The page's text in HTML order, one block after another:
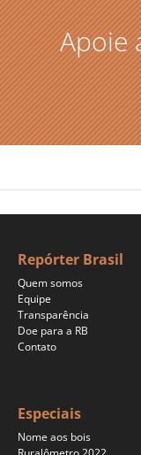
Apoie
Repórter Brasil
Quem somos
Equipe
Transparência
Doe para a RB
Contato
Especiais
Nome aos bois